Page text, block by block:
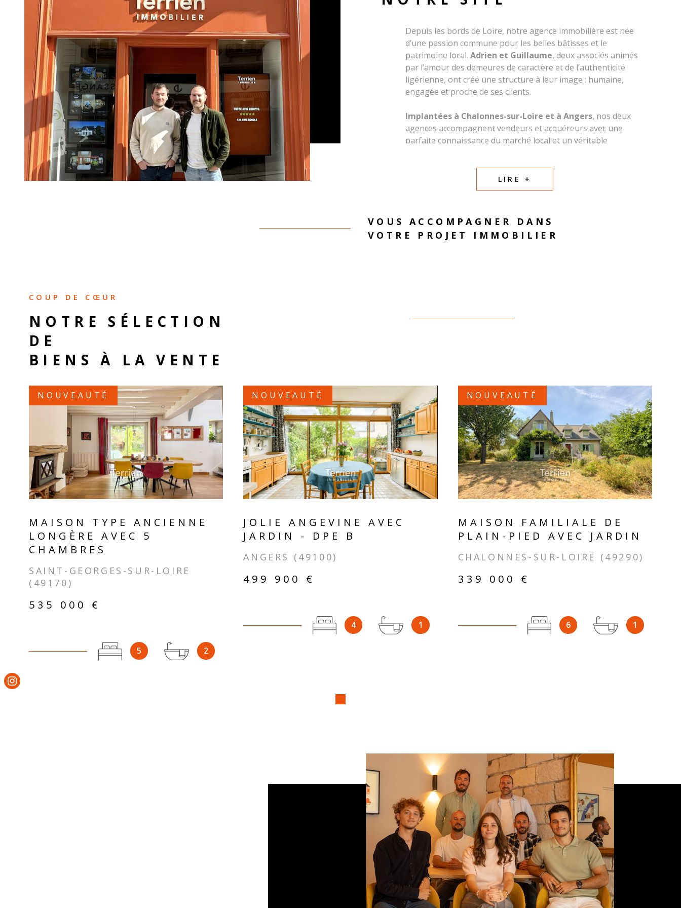
Depuis les bords de Loire, notre agence immobilière est née
d’une passion commune pour les belles bâtisses et le
patrimoine local. Adrien et Guillaume, deux associés animés
par l’amour des demeures de caractère et de l’authenticité
ligérienne, ont créé une structure à leur image : humaine,
engagée et proche de ses clients.
Implantées à Chalonnes-sur-Loire et à Angers, nos deux
agences accompagnent vendeurs et acquéreurs avec une
parfaite connaissance du marché local et un véritable
demeure ancienne ou d’une propriété au charme ligérien.
confiance. Notre priorité est de comprendre votre projet et de
créer les conditions d’une relation équilibrée et réussie entre
LIRE +
VOUS ACCOMPAGNER DANS
VOTRE PROJET IMMOBILIER
COUP DE CŒUR
NOTRE SÉLECTION
DE
BIENS À LA VENTE
NOUVEAUTÉ
VOIR LE BIEN
MAISON TYPE ANCIENNE
LONGÈRE AVEC 5
CHAMBRES
SAINT-GEORGES-SUR-LOIRE
(49170)
535 000 €
5 2
NOUVEAUTÉ
VOIR LE BIEN
JOLIE ANGEVINE AVEC
JARDIN - DPE B
ANGERS (49100)
499 900 €
4 1
NOUVEAUTÉ
VOIR LE BIEN
MAISON FAMILIALE DE
PLAIN-PIED AVEC JARDIN
CHALONNES-SUR-LOIRE (49290)
339 000 €
6 1